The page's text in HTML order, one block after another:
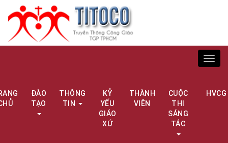
ĐÀO
TẠO
THÔNG
TIN
KỶ
YẾU
GIÁO
XỨ
THÀNH
VIÊN
CUỘC
THI
SÁNG
TÁC
HVCG